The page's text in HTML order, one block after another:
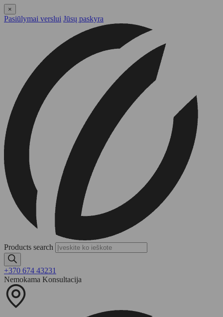
×
Pasiūlymai verslui Jūsų paskyra
Products search
+370 674 43231
Nemokama Konsultacija